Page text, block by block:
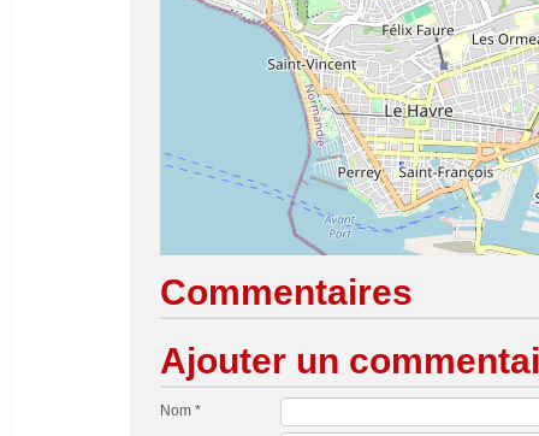
Commentaires
Ajouter un
Nom *